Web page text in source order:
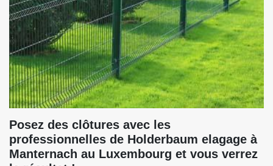
Posez des clôtures avec les
professionnelles de Holderbaum elagage à
Manternach au Luxembourg et vous verrez